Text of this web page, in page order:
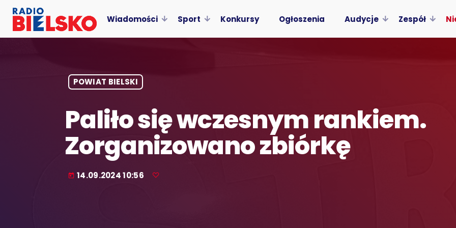
Wiadomości Sport Konkursy Ogłoszenia Audycje Zespół
POWIAT BIELSKI
Paliło się wczesnym rankiem.
Zorganizowano zbiórkę
today 14.09.2024 10:56